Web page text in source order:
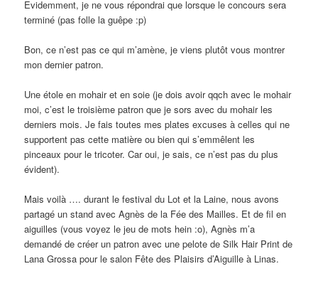
Evidemment, je ne vous répondrai que lorsque le concours sera
terminé (pas folle la guêpe :p)
Bon, ce n’est pas ce qui m’amène, je viens plutôt vous montrer
mon dernier patron.
Une étole en mohair et en soie (je dois avoir qqch avec le mohair
moi, c’est le troisième patron que je sors avec du mohair les
derniers mois. Je fais toutes mes plates excuses à celles qui ne
supportent pas cette matière ou bien qui s’emmêlent les
pinceaux pour le tricoter. Car oui, je sais, ce n’est pas du plus
évident).
Mais voilà …. durant le festival du Lot et la Laine, nous avons
partagé un stand avec Agnès de la Fée des Mailles. Et de fil en
aiguilles (vous voyez le jeu de mots hein :o), Agnès m’a
demandé de créer un patron avec une pelote de Silk Hair Print de
Lana Grossa pour le salon Fête des Plaisirs d’Aiguille à Linas.